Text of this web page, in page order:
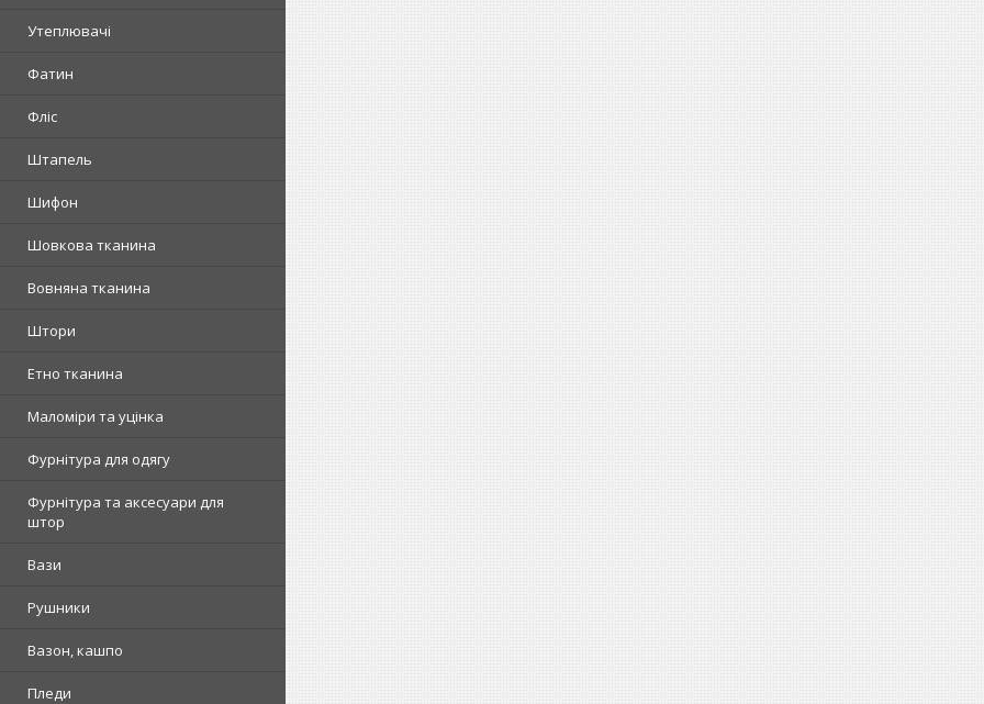
Утеплювачі
Фатин
Фліс
Штапель
Шифон
Шовкова тканина
Вовняна тканина
Штори
Етно тканина
Маломіри та уцінка
Фурнітура для одягу
Фурнітура та аксесуари для
штор
Вази
Рушники
Вазон, кашпо
Пледи